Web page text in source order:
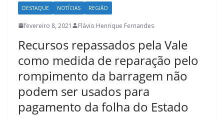
DESTAQUE NOTÍCIAS REGIÃO
fevereiro 8, 2021 Flávio Henrique Fernandes
Recursos repassados pela Vale
como medida de reparação pelo
rompimento da barragem não
podem ser usados para
pagamento da folha do Estado